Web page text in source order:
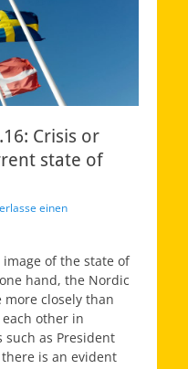
Crisis or
state of
einen
of the state of
hand, the Nordic
more closely than
other in
as President
is an evident